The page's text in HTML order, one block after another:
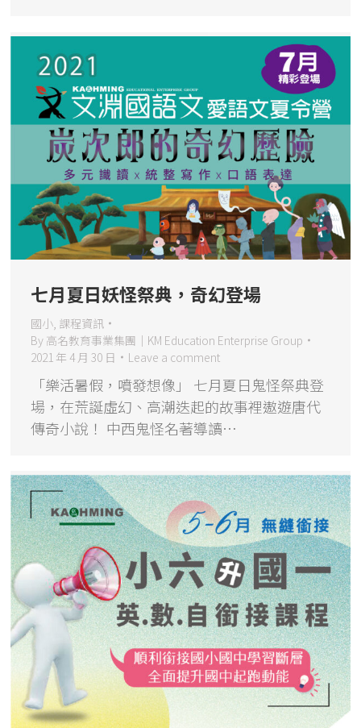
七月夏日妖怪祭典，奇幻登場
國小, 課程資訊
By 高名教育事業集團｜KM Education Enterprise Group
2021 年 4 月 30 日
Leave a comment
「樂活暑假，噴發想像」 七月夏日鬼怪祭典登
場，在荒誕虛幻、高潮迭起的故事裡遨遊唐代
傳奇小說！ 中西鬼怪名著導讀…